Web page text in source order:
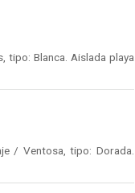
tipo: Blanca. Aislada playa
/ Ventosa, tipo: Dorada.